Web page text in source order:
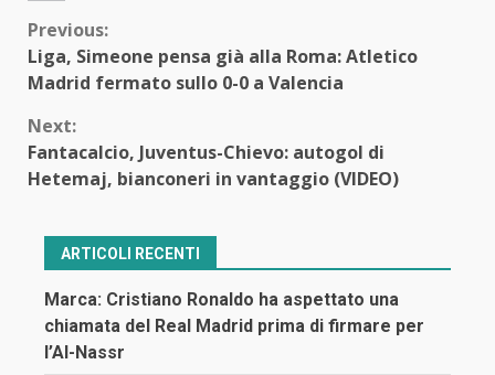
Continue
Reading
Previous:
Liga, Simeone pensa già alla Roma: Atletico
Madrid fermato sullo 0-0 a Valencia
Next:
Fantacalcio, Juventus-Chievo: autogol di
Hetemaj, bianconeri in vantaggio (VIDEO)
ARTICOLI RECENTI
Marca: Cristiano Ronaldo ha aspettato una
chiamata del Real Madrid prima di firmare per
l’Al-Nassr